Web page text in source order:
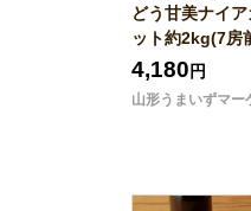
どう甘美ナイ
ット約2kg(7房
4,180 円
山形うまいずマー